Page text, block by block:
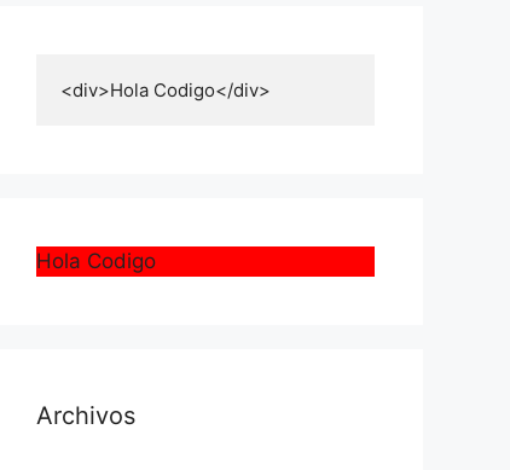
Hola Codigo
Archivos